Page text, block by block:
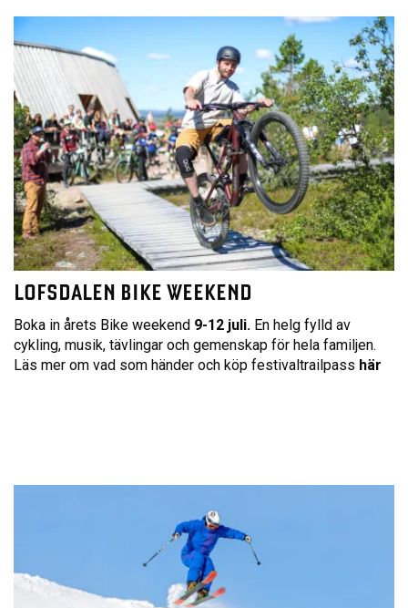
LOFSDALEN BIKE WEEKEND
Boka in årets Bike weekend 9-12 juli. En helg fylld av
cykling, musik, tävlingar och gemenskap för hela familjen.
Läs mer om vad som händer och köp festivaltrailpass här